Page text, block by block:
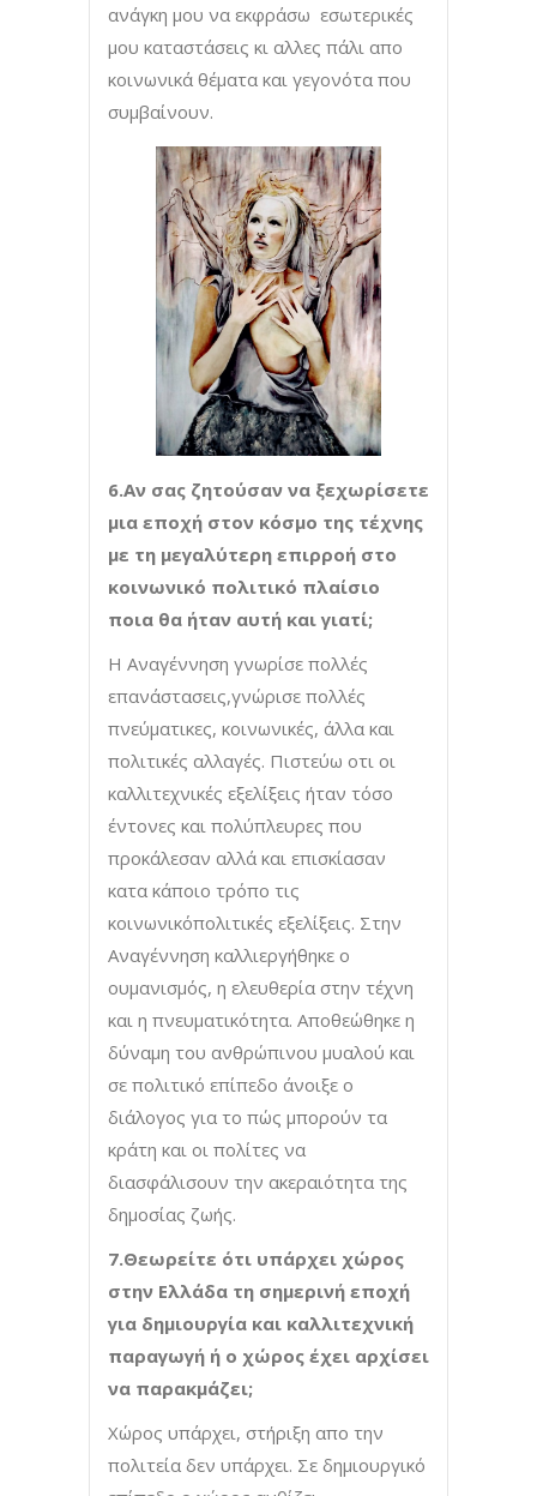
ανάγκη μου να εκφράσω εσωτερικές
μου καταστάσεις κι αλλες πάλι απο
κοινωνικά θέματα και γεγονότα που
συμβαίνουν.
6.Αν σας ζητούσαν να ξεχωρίσετε
μια εποχή στον κόσμο της τέχνης
με τη μεγαλύτερη επιρροή στο
κοινωνικό πολιτικό πλαίσιο
ποια θα ήταν αυτή και γιατί;
Η Αναγέννηση γνωρίσε πολλές
επανάστασεις,γνώρισε πολλές
πνεύματικες, κοινωνικές, άλλα και
πολιτικές αλλαγές. Πιστεύω οτι οι
καλλιτεχνικές εξελίξεις ήταν τόσο
έντονες και πολύπλευρες που
προκάλεσαν αλλά και επισκίασαν
κατα κάποιο τρόπο τις
κοινωνικόπολιτικές εξελίξεις. Στην
Αναγέννηση καλλιεργήθηκε ο
ουμανισμός, η ελευθερία στην τέχνη
και η πνευματικότητα. Αποθεώθηκε η
δύναμη του ανθρώπινου μυαλού και
σε πολιτικό επίπεδο άνοιξε ο
διάλογος για το πώς μπορούν τα
κράτη και οι πολίτες να
διασφάλισουν την ακεραιότητα της
δημοσίας ζωής.
7.Θεωρείτε ότι υπάρχει χώρος
στην Ελλάδα τη σημερινή εποχή
για δημιουργία και καλλιτεχνική
παραγωγή ή ο χώρος έχει αρχίσει
να παρακμάζει;
Χώρος υπάρχει, στήριξη απο την
πολιτεία δεν υπάρχει. Σε δημιουργικό